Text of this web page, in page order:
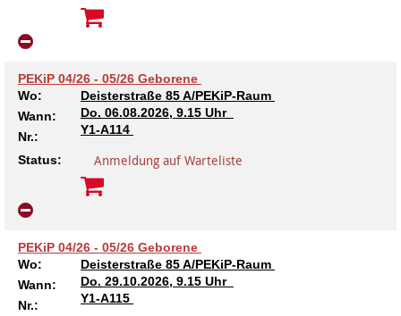
Kindertagesstätte Voltmerstraße
Kindertagesstätte Wiehbergstraße
PEKiP 04/26 - 05/26 Geborene
Wo:
Deisterstraße 85 A/PEKiP-Raum
Wann:
Do. 06.08.2026, 9.15 Uhr
Nr.:
Y1-A114
Status: Anmeldung auf Warteliste
PEKiP 04/26 - 05/26 Geborene
Wo:
Deisterstraße 85 A/PEKiP-Raum
Wann:
Do. 29.10.2026, 9.15 Uhr
Nr.:
Y1-A115